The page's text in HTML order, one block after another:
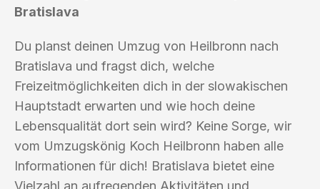
Bratislava
Du planst deinen Umzug von Heilbronn nach
Bratislava und fragst dich, welche
Freizeitmöglichkeiten dich in der slowakischen
Hauptstadt erwarten und wie hoch deine
Lebensqualität dort sein wird? Keine Sorge, wir
vom Umzugskönig Koch Heilbronn haben alle
Informationen für dich! Bratislava bietet eine
Vielzahl an aufregenden Aktivitäten und